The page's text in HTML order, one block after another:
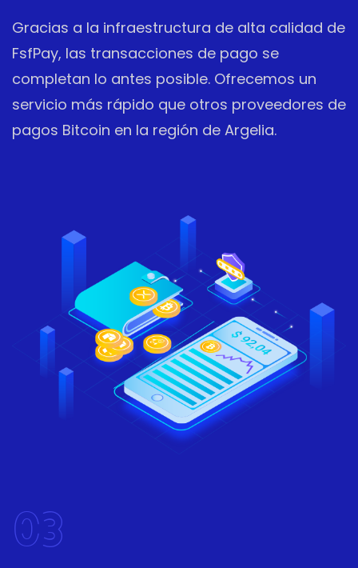
Gracias a la infraestructura de alta calidad de
FsfPay, las transacciones de pago se
completan lo antes posible. Ofrecemos un
servicio más rápido que otros proveedores de
pagos Bitcoin en la región de Argelia.
03